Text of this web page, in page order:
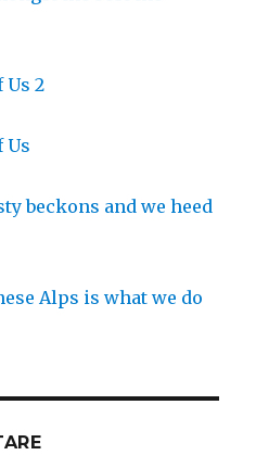
Us 2
Us
beckons and we heed
Alps is what we do